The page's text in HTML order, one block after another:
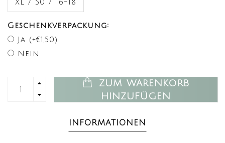
XL / 50 / 16-18
Geschenkverpackung:
Ja (+€1,50)
Nein
ZUM WARENKORB
HINZUFÜGEN
INFORMATIONEN